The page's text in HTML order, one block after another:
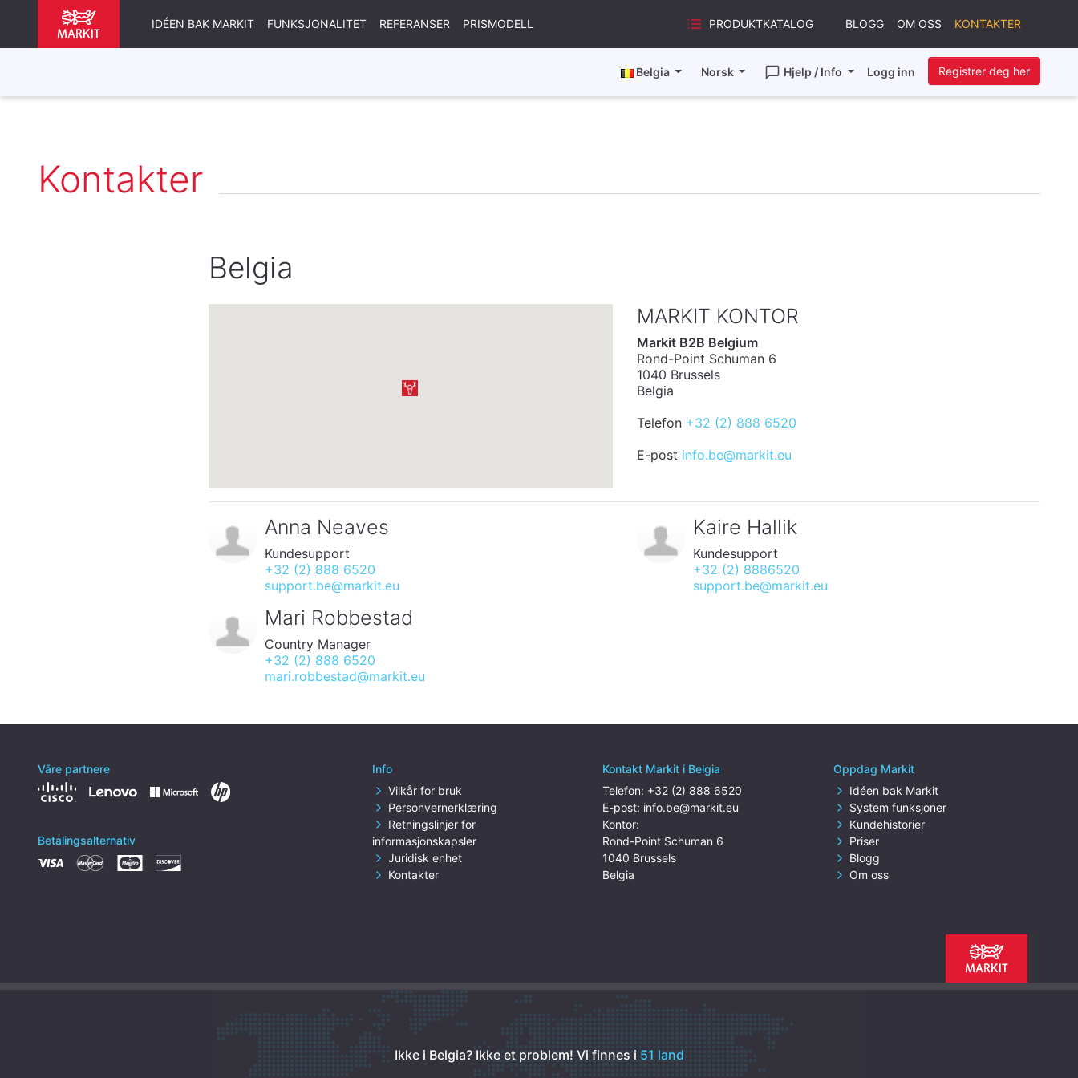
IDÉEN BAK MARKIT FUNKSJONALITET REFERANSER PRISMODELL PRODUKTKATALOG BLOGG OM OSS KONTAKTER
Belgia Norsk Hjelp / Info Logg inn Registrer deg her
Kontakter
Belgia
MARKIT KONTOR
Markit B2B Belgium
Rond-Point Schuman 6
1040 Brussels
Belgia
Telefon +32 (2) 888 6520
E-post info.be@markit.eu
Anna Neaves
Kundesupport
+32 (2) 888 6520
support.be@markit.eu
Kaire Hallik
Kundesupport
+32 (2) 8886520
support.be@markit.eu
Mari Robbestad
Country Manager
+32 (2) 888 6520
mari.robbestad@markit.eu
Info
Vilkår for bruk
Personvernerklæring
Retningslinjer for
informasjonskapsler
Juridisk enhet
Kontakter
Kontakt Markit i Belgia
Telefon: +32 (2) 888 6520
E-post: info.be@markit.eu
Kontor:
Rond-Point Schuman 6
1040 Brussels
Belgia
Oppdag Markit
Idéen bak Markit
System funksjoner
Kundehistorier
Priser
Blogg
Om oss
Våre partnere
Betalingsalternativ
Ikke i Belgia? Ikke et problem! Vi finnes i 51 land